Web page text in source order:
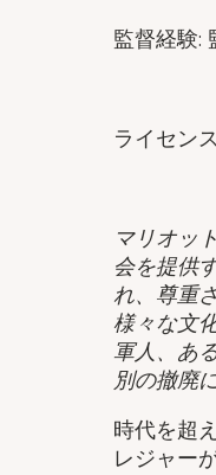
監督経験:
ライセン
マリオッ
会を提供
れ、尊重
様々な文
軍人、あ
別の撤廃
時代を超
レジャー